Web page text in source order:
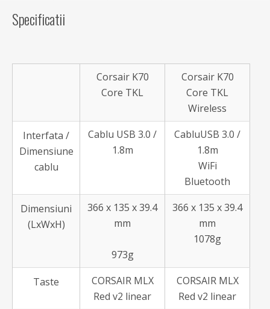
Specificatii
Corsair K70
Core TKL
Corsair K70
Core TKL
Wireless
Interfata /
Dimensiune
cablu
Cablu USB 3.0 /
1.8m
CabluUSB 3.0 /
1.8m
WiFi
Bluetooth
Dimensiuni
(LxWxH)
366 x 135 x 39.4
mm
973g
366 x 135 x 39.4
mm
1078g
Taste
CORSAIR MLX
Red v2 linear
CORSAIR MLX
Red v2 linear